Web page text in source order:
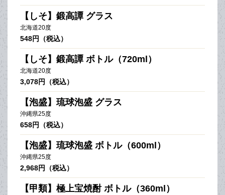
【しそ】鍛高譚 グラス
北海道20度
548円（税込）
【しそ】鍛高譚 ボトル（720ml）
北海道20度
3,078円（税込）
【泡盛】琉球泡盛 グラス
沖縄県25度
658円（税込）
【泡盛】琉球泡盛 ボトル（600ml）
沖縄県25度
2,968円（税込）
【甲類】極上宝焼酎 ボトル（360ml）